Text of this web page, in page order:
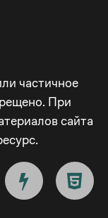
частичное
При
сайта